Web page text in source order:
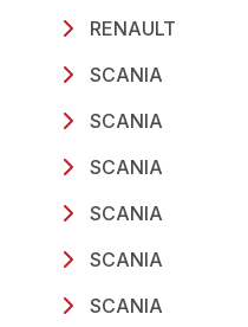
RENAULT
SCANIA
SCANIA
SCANIA
SCANIA
SCANIA
SCANIA